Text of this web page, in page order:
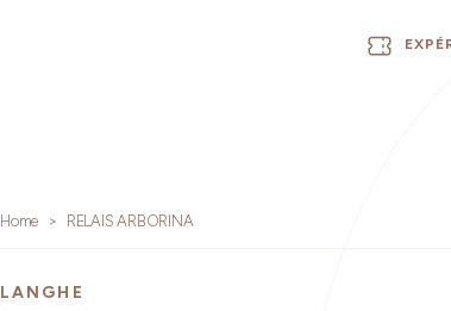
Home RELAIS ARBORINA
LANGHE